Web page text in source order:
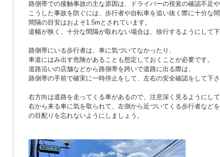
路側帯での接触事故の主な原因は、ドライバーの視覚の確認不足
こうした事故を防ぐには、歩行者や自転車を追い抜く際に十分な
間隔の目安はおよそ1.5mとされています。
道幅が狭く、十分な間隔が取れない場合は、徐行するようにして
路側帯にいる歩行者は、車に気づいてなかったり、
車道にはみ出す危険があることも想定しておくことが必要です。
道路沿いの店舗などから路側帯を跨いで道路に出る際は、
路側帯の手前で確実に一時停止をして、左右の安全確認をして下
右方向は道路を走ってくる車があるので、注意深く見るようにし
右から来る車に気を取られて、左側から近づいてくる歩行者など
の目配りを忘れないようにしましょう。